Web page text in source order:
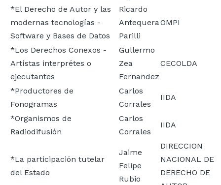
*El Derecho de Autor y las
modernas tecnologías -
Software y Bases de Datos
Ricardo
Antequera
Parilli
OMPI
*Los Derechos Conexos -
Artístas interprétes o
ejecutantes
Gullermo
Zea
Fernandez
CECOLDA
*Productores de
Fonogramas
Carlos
Corrales
IIDA
*Organismos de
Radiodifusión
Carlos
Corrales
IIDA
*La participación tutelar
del Estado
Jaime
Felipe
Rubio
DIRECCION
NACIONAL DE
DERECHO DE